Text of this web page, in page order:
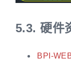
5.3.硬件
BPI-